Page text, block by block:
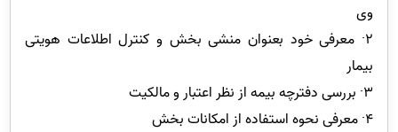
وی
2· معرفی خود بعنوان منشی بخش و کنترل اطلاعات هویتی
بیمار
3· بررسی دفترچه بیمه از نظر اعتبار و مالکیت
4· معرفی نحوه استفاده از امکانات بخش